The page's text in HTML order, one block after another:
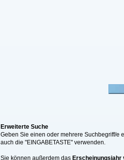
Erweiterte Suche
Geben Sie einen oder mehrere Suchbegriff/e
auch die "EINGABETASTE" verwenden.
Sie können außerdem das Erscheinungsjahr